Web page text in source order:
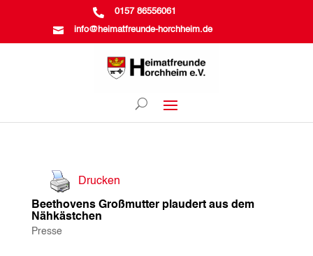
 0157 86556061
 info@heimatfreunde-horchheim.de
Drucken
Beethovens Großmutter plaudert aus dem
Nähkästchen
Presse